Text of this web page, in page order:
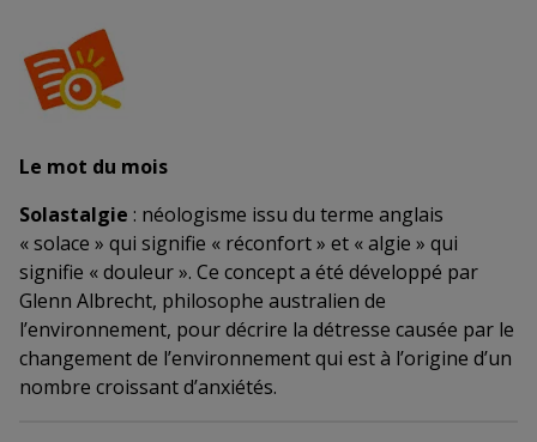
Le mot du mois
Solastalgie : néologisme issu du terme anglais
« solace » qui signifie « réconfort » et « algie » qui
signifie « douleur ». Ce concept a été développé par
Glenn Albrecht, philosophe australien de
l’environnement, pour décrire la détresse causée par le
changement de l’environnement qui est à l’origine d’un
nombre croissant d’anxiétés.